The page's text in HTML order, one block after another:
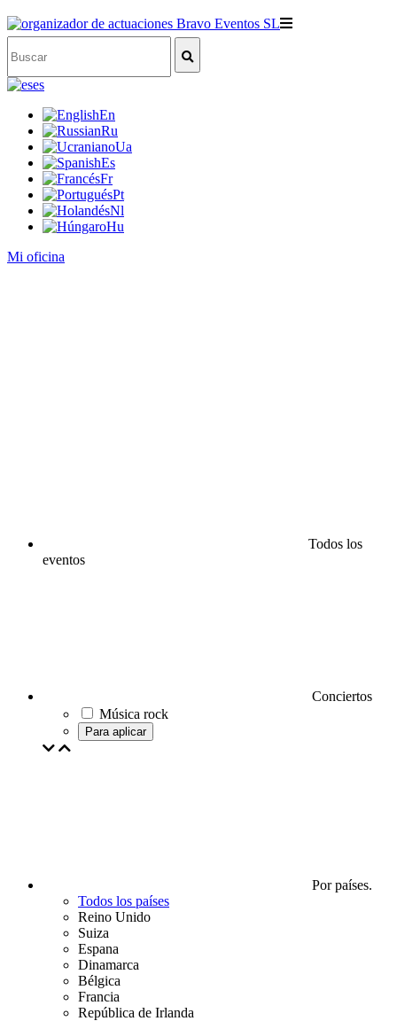
es
En
Ru
Ua
Es
Fr
Pt
Nl
Hu
Mi oficina
Todos los
eventos
Conciertos
Música rock
Para aplicar
Por países.
Todos los países
Reino Unido
Suiza
Espana
Dinamarca
Bélgica
Francia
República de Irlanda